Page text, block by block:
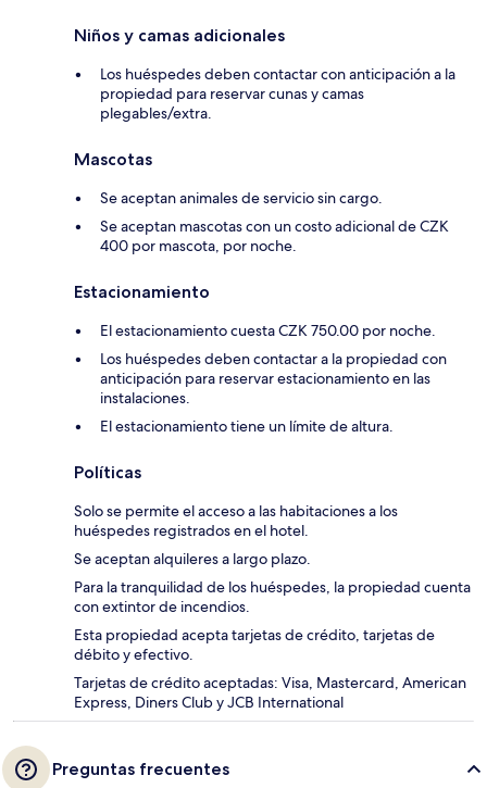
Niños y camas adicionales
Los huéspedes deben contactar con anticipación a la
propiedad para reservar cunas y camas
plegables/extra.
Mascotas
Se aceptan animales de servicio sin cargo.
Se aceptan mascotas con un costo adicional de CZK
400 por mascota, por noche.
Estacionamiento
El estacionamiento cuesta CZK 750.00 por noche.
Los huéspedes deben contactar a la propiedad con
anticipación para reservar estacionamiento en las
instalaciones.
El estacionamiento tiene un límite de altura.
Políticas
Solo se permite el acceso a las habitaciones a los
huéspedes registrados en el hotel.
Se aceptan alquileres a largo plazo.
Para la tranquilidad de los huéspedes, la propiedad cuenta
con extintor de incendios.
Esta propiedad acepta tarjetas de crédito, tarjetas de
débito y efectivo.
Tarjetas de crédito aceptadas: Visa, Mastercard, American
Express, Diners Club y JCB International
Preguntas frecuentes